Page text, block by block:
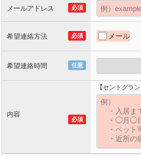
必須
メールアドレス
必須
希望連絡方法 メール
任意
希望連絡時間
必須
内容
【セントグラ